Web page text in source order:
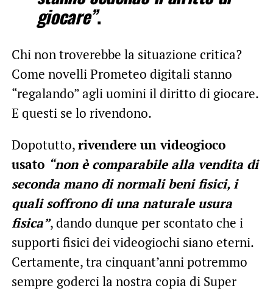
giocare”.
Chi non troverebbe la situazione critica?
Come novelli Prometeo digitali stanno
“regalando” agli uomini il diritto di giocare.
E questi se lo rivendono.
Dopotutto,rivendere un videogioco
usato “non è comparabile alla vendita di
seconda mano di normali beni fisici, i
quali soffrono di una naturale usura
fisica”, dando dunque per scontato che i
supporti fisici dei videogiochi siano eterni.
Certamente, tra cinquant’anni potremmo
sempre goderci la nostra copia di Super